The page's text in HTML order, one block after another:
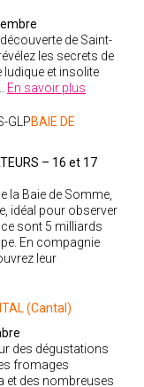
de Saint-
les secrets de
et insolite
En savoir plus
BAIE DE
– 16 et 17
la Baie de Somme,
idéal pour observer
ce sont 5 milliards
En compagnie
leur
(Cantal)
des dégustations
fromages
et des nombreuses